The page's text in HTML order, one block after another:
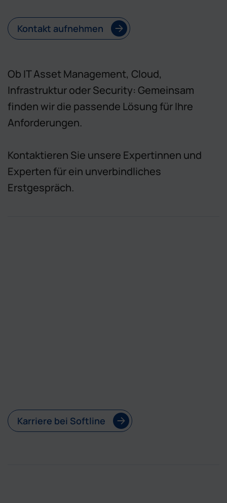
Kontakt aufnehmen
Ob IT Asset Management, Cloud,
Infrastruktur oder Security: Gemeinsam
finden wir die passende Lösung für Ihre
Anforderungen.
Kontaktieren Sie unsere Expertinnen und
Experten für ein unverbindliches
Erstgespräch.
Karriere bei Softline